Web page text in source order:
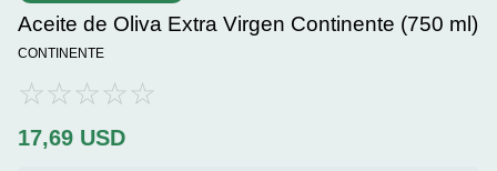
Aceite de Oliva Extra Virgen Continente (750 ml)
CONTINENTE
17,69 USD